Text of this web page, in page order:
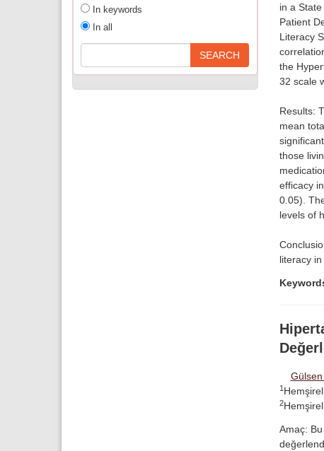
In keywords
In all
in a
Patient
Literacy
the
32 scale
Results:
mean
those
efficacy
0.05).
levels of
literacy
1
2
Amaç: Bu